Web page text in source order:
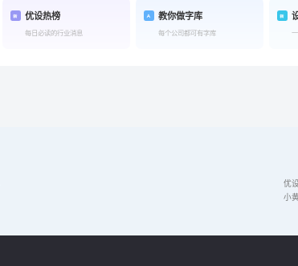
优设热榜
每日必读的行业消息
教你做字库
每个公司都可有字库
优
小